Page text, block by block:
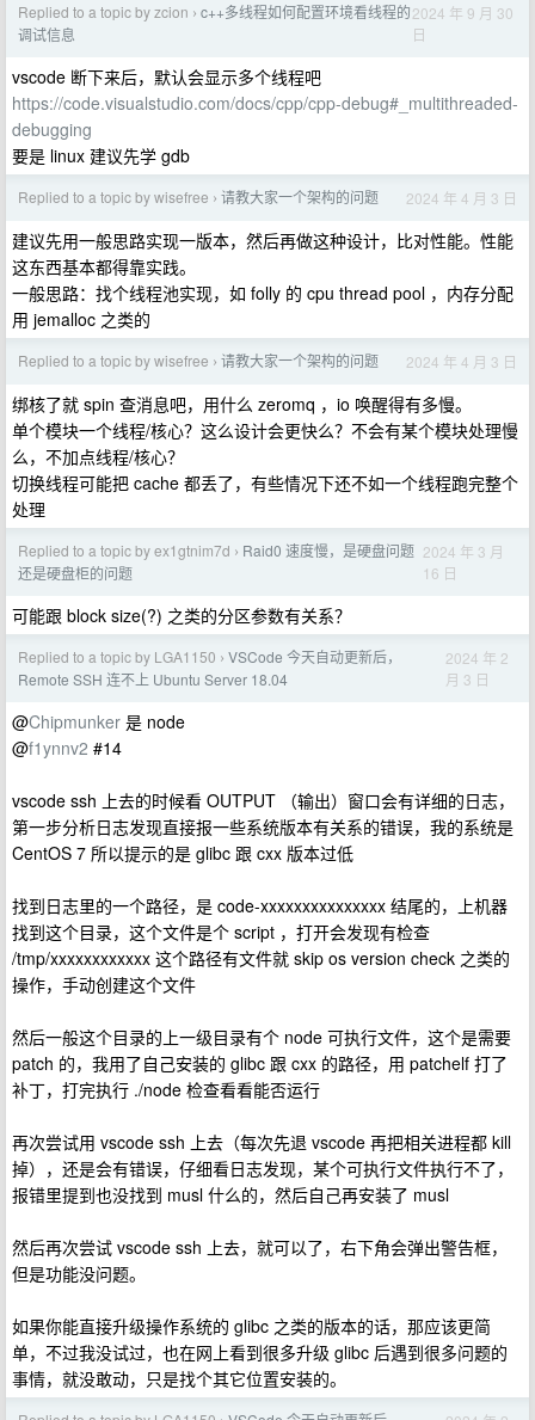
Replied to a topic by zcion › c++多线程如何配置环境看线程的
调试信息
2024 年 9 月 30
日
vscode 断下来后，默认会显示多个线程吧
https://code.visualstudio.com/docs/cpp/cpp-debug#_multithreaded-
debugging
要是 linux 建议先学 gdb
Replied to a topic by wisefree › 请教大家一个架构的问题 2024 年 4 月 3 日
建议先用一般思路实现一版本，然后再做这种设计，比对性能。性能
这东西基本都得靠实践。
一般思路：找个线程池实现，如 folly 的 cpu thread pool ，内存分配
用 jemalloc 之类的
Replied to a topic by wisefree › 请教大家一个架构的问题 2024 年 4 月 3 日
绑核了就 spin 查消息吧，用什么 zeromq ，io 唤醒得有多慢。
单个模块一个线程/核心？这么设计会更快么？不会有某个模块处理慢
么，不加点线程/核心？
切换线程可能把 cache 都丢了，有些情况下还不如一个线程跑完整个
处理
Replied to a topic by ex1gtnim7d › Raid0 速度慢，是硬盘问题
还是硬盘柜的问题
2024 年 3 月
16 日
可能跟 block size(?) 之类的分区参数有关系？
Replied to a topic by LGA1150 › VSCode 今天自动更新后，
Remote SSH 连不上 Ubuntu Server 18.04
2024 年 2
月 3 日
@Chipmunker 是 node
@f1ynnv2 #14
vscode ssh 上去的时候看 OUTPUT （输出）窗口会有详细的日志，
第一步分析日志发现直接报一些系统版本有关系的错误，我的系统是
CentOS 7 所以提示的是 glibc 跟 cxx 版本过低
找到日志里的一个路径，是 code-xxxxxxxxxxxxxxx 结尾的，上机器
找到这个目录，这个文件是个 script ，打开会发现有检查
/tmp/xxxxxxxxxxxx 这个路径有文件就 skip os version check 之类的
操作，手动创建这个文件
然后一般这个目录的上一级目录有个 node 可执行文件，这个是需要
patch 的，我用了自己安装的 glibc 跟 cxx 的路径，用 patchelf 打了
补丁，打完执行 ./node 检查看看能否运行
再次尝试用 vscode ssh 上去（每次先退 vscode 再把相关进程都 kill
掉），还是会有错误，仔细看日志发现，某个可执行文件执行不了，
报错里提到也没找到 musl 什么的，然后自己再安装了 musl
然后再次尝试 vscode ssh 上去，就可以了，右下角会弹出警告框，
但是功能没问题。
如果你能直接升级操作系统的 glibc 之类的版本的话，那应该更简
单，不过我没试过，也在网上看到很多升级 glibc 后遇到很多问题的
事情，就没敢动，只是找个其它位置安装的。